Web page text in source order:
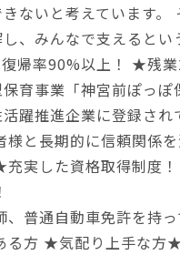
ないと考えています。
、みんなで支えるとい
帰率90%以上！ ★残
育事業「神宮前ぽっ
躍推進企業に登録され
と長期的に信頼関係
実した資格取得制度
普通自動車免許を持
方 ★気配り上手な方